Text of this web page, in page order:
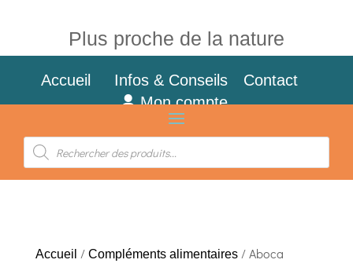
Plus proche de la nature
Accueil Infos & Conseils
Contact
Mon compte
Recherche
produits
Accueil / Compléments alimentaires/ Aboca